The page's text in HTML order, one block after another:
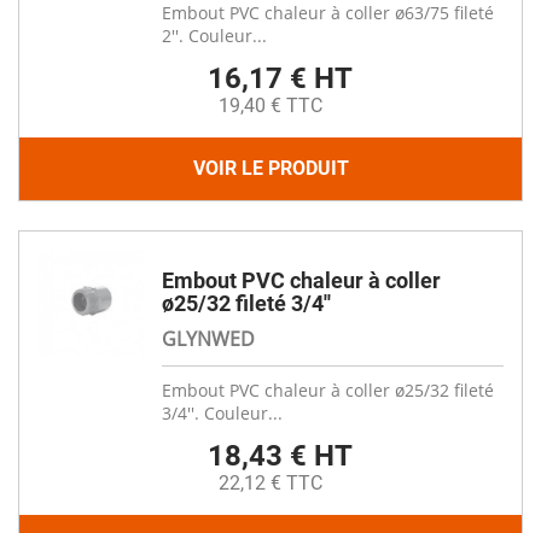
Embout PVC chaleur à coller ø63/75 fileté
2''. Couleur...
16,17 € HT
19,40 € TTC
VOIR LE PRODUIT
Embout PVC chaleur à coller
ø25/32 fileté 3/4''
GLYNWED
Embout PVC chaleur à coller ø25/32 fileté
3/4''. Couleur...
18,43 € HT
22,12 € TTC